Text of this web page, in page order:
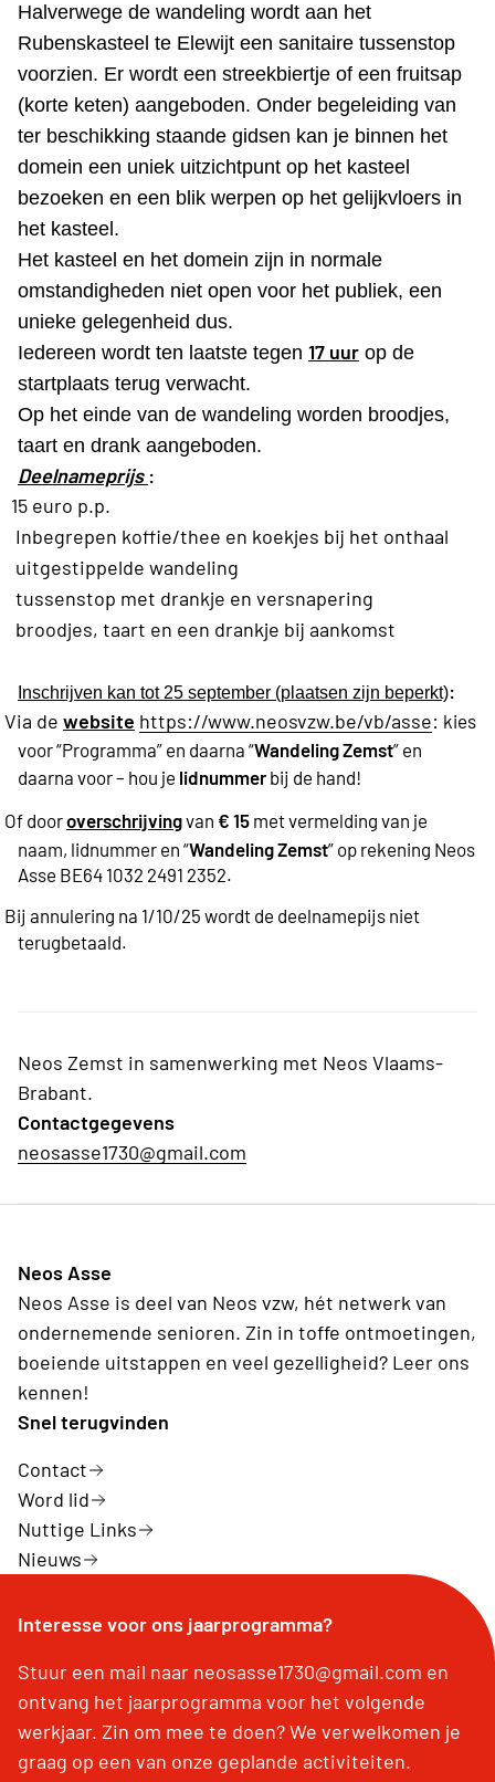
Halverwege de wandeling wordt aan het
Rubenskasteel te Elewijt een sanitaire tussenstop
voorzien. Er wordt een streekbiertje of een fruitsap
(korte keten) aangeboden. Onder begeleiding van
ter beschikking staande gidsen kan je binnen het
domein een uniek uitzichtpunt op het kasteel
bezoeken en een blik werpen op het gelijkvloers in
het kasteel.
Het kasteel en het domein zijn in normale
omstandigheden niet open voor het publiek, een
unieke gelegenheid dus.
Iedereen wordt ten laatste tegen 17 uur op de
startplaats terug verwacht.
Op het einde van de wandeling worden broodjes,
taart en drank aangeboden.
Deelnameprijs :
15 euro p.p.
Inbegrepen koffie/thee en koekjes bij het onthaal
uitgestippelde wandeling
tussenstop met drankje en versnapering
broodjes, taart en een drankje bij aankomst
Inschrijven kan tot 25 september (plaatsen zijn beperkt):
Via de website https://www.neosvzw.be/vb/asse: kies
voor “Programma” en daarna “Wandeling Zemst” en
daarna voor – hou je lidnummer bij de hand!
Of dooroverschrijvingvan € 15 met vermelding van je
naam, lidnummer en “Wandeling Zemst” op rekening Neos
Asse BE64 1032 2491 2352.
Bij annulering na 1/10/25 wordt de deelnamepijs niet
terugbetaald.
Neos Zemst in samenwerking met Neos Vlaams-
Brabant.
Contactgegevens
neosasse1730@gmail.com
Neos Asse
Neos Asse is deel van Neos vzw, hét netwerk van
ondernemende senioren. Zin in toffe ontmoetingen,
boeiende uitstappen en veel gezelligheid? Leer ons
kennen!
Snel terugvinden
Contact
Word lid
Nuttige Links
Nieuws
Interesse voor ons jaarprogramma?
Stuur een mail naar neosasse1730@gmail.com en
ontvang het jaarprogramma voor het volgende
werkjaar. Zin om mee te doen? We verwelkomen je
graag op een van onze geplande activiteiten.